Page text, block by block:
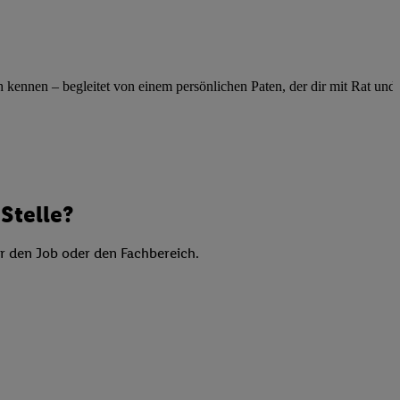
– begleitet von einem persönlichen Paten, der dir mit Rat und
Job oder den Fachbereich.
Quellen,
Analyse
Verwendung
von Profilen